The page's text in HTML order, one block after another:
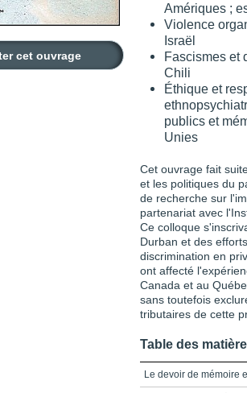
cet ouvrage
Amériques ;
Violence
Israël
Fascismes et
Chili
Éthique et
publics et
Unies
Cet ouvrage fait
et les politiques du
de recherche sur
partenariat avec
Ce colloque
Durban et des
discrimination en
ont affecté
Canada et au
sans toutefois
tributaires de cette
Table des
Le devoir de mémoire